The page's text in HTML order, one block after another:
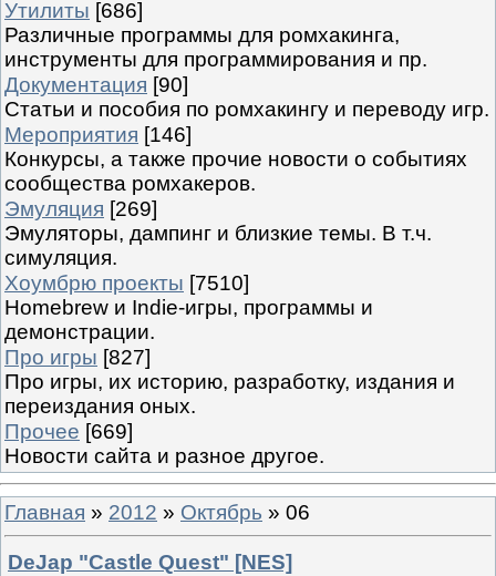
Утилиты [686]
Различные программы для ромхакинга,
инструменты для программирования и пр.
Документация [90]
Статьи и пособия по ромхакингу и переводу игр.
Мероприятия [146]
Конкурсы, а также прочие новости о событиях
сообщества ромхакеров.
Эмуляция [269]
Эмуляторы, дампинг и близкие темы. В т.ч.
симуляция.
Хоумбрю проекты [7510]
Homebrew и Indie-игры, программы и
демонстрации.
Про игры [827]
Про игры, их историю, разработку, издания и
переиздания оных.
Прочее [669]
Новости сайта и разное другое.
Главная » 2012 » Октябрь » 06
DeJap "Castle Quest" [NES]